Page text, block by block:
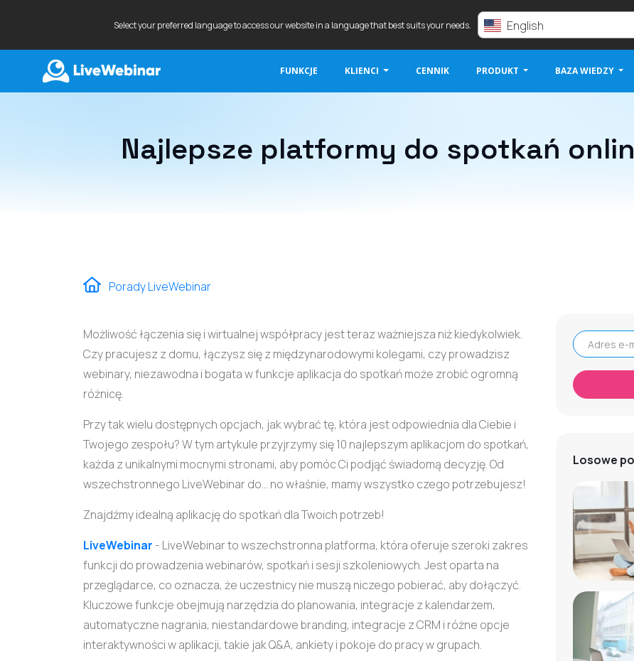
Select your preferred language to access our website in a language that best suits your needs. English
FUNKCJE KLIENCI CENNIK PRODUKT BAZA WIEDZY
Najlepsze platformy do spotkań
Porady LiveWebinar
Możliwość łączenia się i wirtualnej współpracy jest teraz ważniejsza niż kiedykolwiek.
Czy pracujesz z domu, łączysz się z międzynarodowymi kolegami, czy prowadzisz
webinary, niezawodna i bogata w funkcje aplikacja do spotkań może zrobić ogromną
różnicę.
Przy tak wielu dostępnych opcjach, jak wybrać tę, która jest odpowiednia dla Ciebie i
Twojego zespołu? W tym artykule przyjrzymy się 10 najlepszym aplikacjom do spotkań,
każda z unikalnymi mocnymi stronami, aby pomóc Ci podjąć świadomą decyzję. Od
wszechstronnego LiveWebinar do... no właśnie, mamy wszystko czego potrzebujesz!
Znajdźmy idealną aplikację do spotkań dla Twoich potrzeb!
LiveWebinar - LiveWebinar to wszechstronna platforma, która oferuje szeroki zakres
funkcji do prowadzenia webinarów, spotkań i sesji szkoleniowych. Jest oparta na
przeglądarce, co oznacza, że uczestnicy nie muszą niczego pobierać, aby dołączyć.
Kluczowe funkcje obejmują narzędzia do planowania, integracje z kalendarzem,
automatyczne nagrania, niestandardowe branding, integracje z CRM i różne opcje
interaktywności w aplikacji, takie jak Q&A, ankiety i pokoje do pracy w grupach.
Losowe